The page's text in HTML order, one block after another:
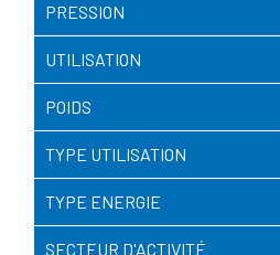
PRESSION
UTILISATION
POIDS
TYPE UTILISATION
TYPE ENERGIE
SECTEUR D'ACTIVITÉ